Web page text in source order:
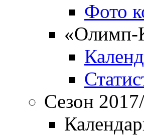
Фото
«Олимп-
Сезон